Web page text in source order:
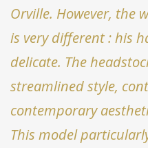
Orville. However, the
is very different : his
delicate. The
streamlined style,
contemporary
This model